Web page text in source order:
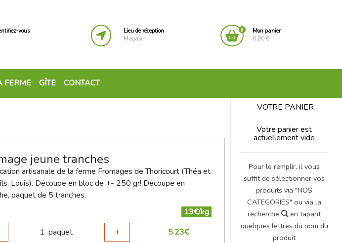
vous
Lieu de réception
Magasin
0
Mon panier
0.00 €
FERME GÎTE CONTACT
jeune tranches
artisanale de la ferme Fromages de Thoricourt (Théa et
Louis). Découpe en bloc de +- 250 gr! Découpe en
paquet de 5 tranches.
19€/kg
1 paquet + 5.23€
VOTRE PANIER
Votre panier est
actuellement vide
Pour le remplir, il vous
suffit de sélectionner vos
produits via "NOS
CATEGORIES" ou via la
recherche
en tapant
quelques lettres du nom du
produit